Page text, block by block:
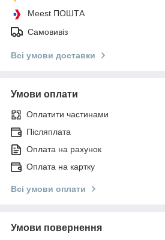
Meest ПОШТА
Самовивіз
Всі умови доставки
Умови оплати
Оплатити частинами
Післяплата
Оплата на рахунок
Оплата на картку
Всі умови оплати
Умови повернення